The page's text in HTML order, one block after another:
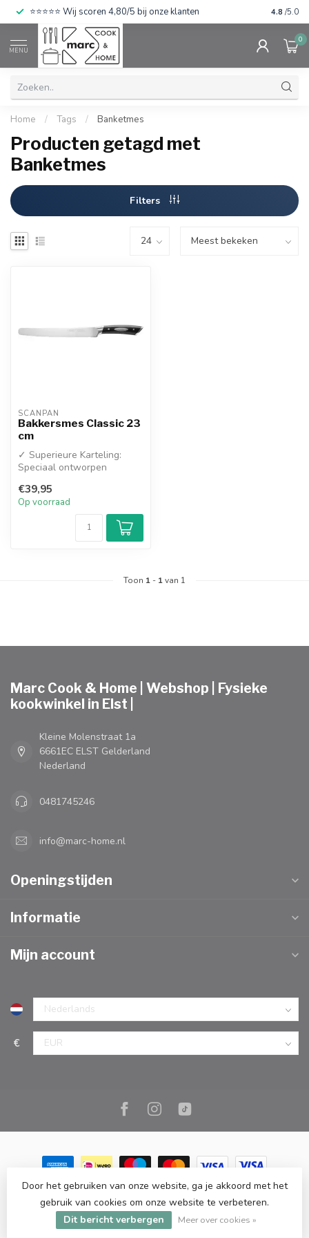
⭐⭐⭐⭐⭐ Wij scoren 4,80/5 bij onze klanten 4.8 /5.0
MENU
0
Home / Tags / Banketmes
Producten getagd met
Banketmes
Filters
SCANPAN
Bakkersmes Classic 23
cm
✓ Superieure Karteling:
Speciaal ontworpen
door de har...
€39,95
Op voorraad
Toon 1 - 1van 1
Marc Cook & Home | Webshop | Fysieke
kookwinkel in Elst |
Kleine Molenstraat 1a
6661EC ELST Gelderland
Nederland
0481745246
info@marc-home.nl
Openingstijden
Informatie
Mijn account
€
© Copyright 2026 Marc Cook & Home | Webshop | Fysieke
kookwinkel in Elst |- Powered byLightspeed-Lightspeed design
byDyvelopment
Door het gebruiken van onze website, ga je akkoord met het
gebruik van cookies om onze website te verbeteren.
Dit bericht verbergen
Meer over cookies »